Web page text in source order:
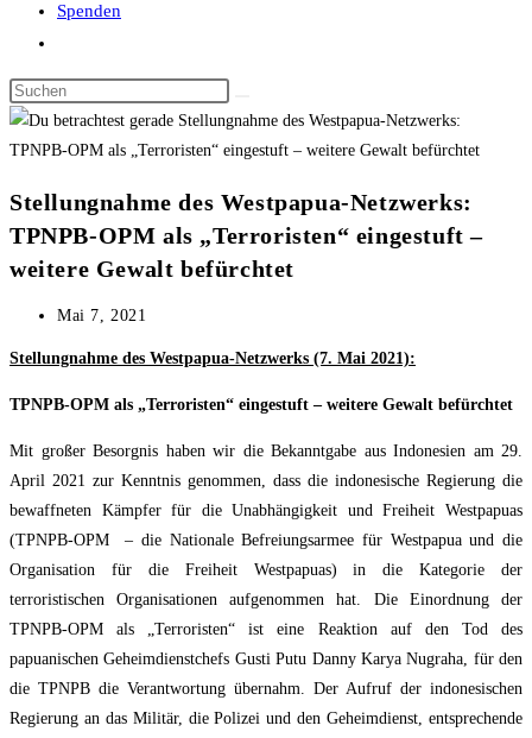
Spenden
umschalten
Diese
Website
durchsuchen
Stellungnahme des Westpapua-Netzwerks:
TPNPB-OPM als „Terroristen“ eingestuft –
weitere Gewalt befürchtet
Beitrag
Mai 7, 2021
Stellungnahme des Westpapua-Netzwerks (7. Mai 2021):
TPNPB-OPM als „Terroristen“ eingestuft – weitere Gewalt befürchtet
Mit großer Besorgnis haben wir die Bekanntgabe aus Indonesien am 29.
April 2021 zur Kenntnis genommen, dass die indonesische Regierung die
bewaffneten Kämpfer für die Unabhängigkeit und Freiheit Westpapuas
(TPNPB-OPM – die Nationale Befreiungsarmee für Westpapua und die
Organisation für die Freiheit Westpapuas) in die Kategorie der
terroristischen Organisationen aufgenommen hat. Die Einordnung der
TPNPB-OPM als „Terroristen“ ist eine Reaktion auf den Tod des
papuanischen Geheimdienstchefs Gusti Putu Danny Karya Nugraha, für den
die TPNPB die Verantwortung übernahm. Der Aufruf der indonesischen
Regierung an das Militär, die Polizei und den Geheimdienst, entsprechende